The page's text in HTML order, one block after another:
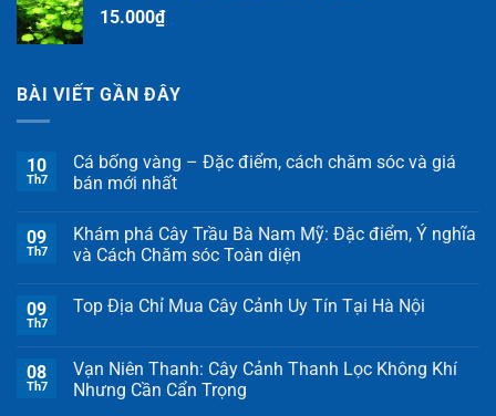
15.000₫
BÀI VIẾT GẦN ĐÂY
10
Th7
Cá bống vàng – Đặc điểm, cách chăm sóc và giá
bán mới nhất
09
Th7
Khám phá Cây Trầu Bà Nam Mỹ: Đặc điểm, Ý nghĩa
và Cách Chăm sóc Toàn diện
09
Th7
Top Địa Chỉ Mua Cây Cảnh Uy Tín Tại Hà Nội
08
Th7
Vạn Niên Thanh: Cây Cảnh Thanh Lọc Không Khí
Nhưng Cần Cẩn Trọng